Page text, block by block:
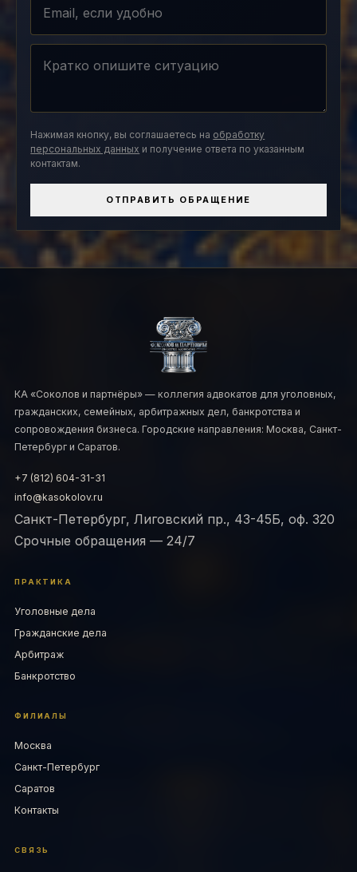
Нажимая кнопку, вы соглашаетесь на обработку
персональных данных и получение ответа по указанным
контактам.
ОТПРАВИТЬ ОБРАЩЕНИЕ
КА «Соколов и партнёры» — коллегия адвокатов для уголовных,
гражданских, семейных, арбитражных дел, банкротства и
сопровождения бизнеса. Городские направления: Москва, Санкт-
Петербург и Саратов.
+7 (812) 604-31-31
info@kasokolov.ru
Санкт-Петербург, Лиговский пр., 43-45Б, оф. 320
Срочные обращения — 24/7
ПРАКТИКА
Уголовные дела
Гражданские дела
Арбитраж
Банкротство
ФИЛИАЛЫ
Москва
Санкт-Петербург
Саратов
Контакты
СВЯЗЬ